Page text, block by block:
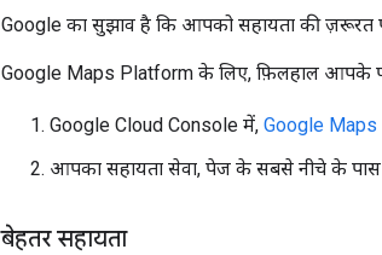
Google का सुझाव है कि आपको सहायता की ज़रूरत
Google Maps Platform के लिए, फ़िलहाल आपके
Google Cloud Console में, Google Maps
आपका सहायता सेवा, पेज के सबसे नीचे के पास
बेहतर सहायता